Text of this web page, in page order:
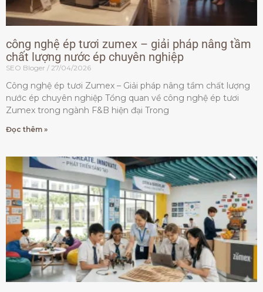
công nghệ ép tươi zumex – giải pháp nâng tầm
chất lượng nước ép chuyên nghiệp
SEO Bloger 27/04/2026
Công nghệ ép tươi Zumex – Giải pháp nâng tầm chất lượng
nước ép chuyên nghiệp Tổng quan về công nghệ ép tươi
Zumex trong ngành F&B hiện đại Trong
Đọc thêm »